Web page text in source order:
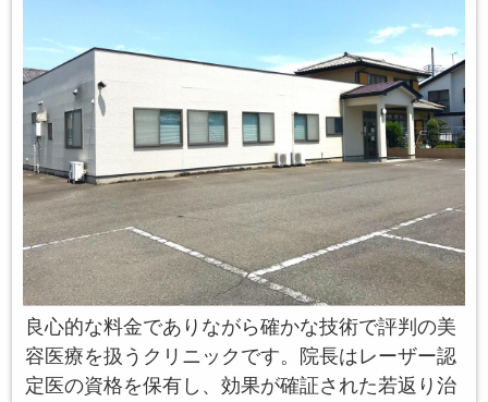
良心的な料金でありながら確かな技術で評判の美
容医療を扱うクリニックです。院長はレーザー認
定医の資格を保有し、効果が確証された若返り治